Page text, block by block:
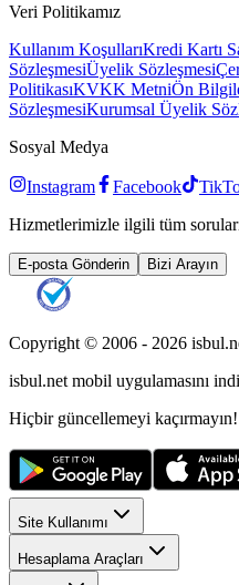
Veri Politikamız
Kullanım KoşullarıKredi Kartı
SözleşmesiÜyelik Sözleşmesi
PolitikasıKVKK MetniÖn
SözleşmesiKurumsal Üyelik
Sosyal Medya
Instagram Facebook
Hizmetlerimizle ilgili tüm
E-posta Gönderin Bizi Arayın
Copyright © 2006 - 2026
isbul.net mobil uygulamasını
Hiçbir güncellemeyi kaçırmayın!
Site Kullanımı
Hesaplama Araçları